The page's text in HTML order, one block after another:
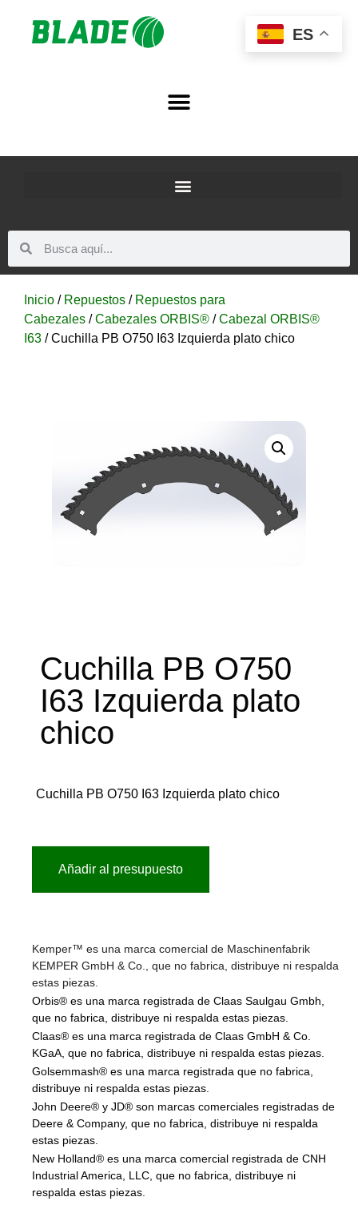
Inicio / Repuestos / Repuestos para
Cabezales /Cabezales ORBIS® /Cabezal ORBIS®
I63 / Cuchilla PB O750 I63 Izquierda plato chico
Cuchilla PB O750
I63 Izquierda plato
chico
Cuchilla PB O750 I63 Izquierda plato chico
Añadir al presupuesto
Kemper™ es una marca comercial de Maschinenfabrik
KEMPER GmbH & Co., que no fabrica, distribuye ni respalda
estas piezas.
Orbis® es una marca registrada de Claas Saulgau Gmbh,
que no fabrica, distribuye ni respalda estas piezas.
Claas® es una marca registrada de Claas GmbH & Co.
KGaA, que no fabrica, distribuye ni respalda estas piezas.
Golsemmash® es una marca registrada que no fabrica,
distribuye ni respalda estas piezas.
John Deere® y JD® son marcas comerciales registradas de
Deere & Company, que no fabrica, distribuye ni respalda
estas piezas.
New Holland® es una marca comercial registrada de CNH
Industrial America, LLC, que no fabrica, distribuye ni
respalda estas piezas.
ES